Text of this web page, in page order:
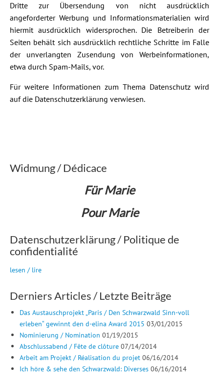
Dritte zur Übersendung von nicht ausdrücklich
angeforderter Werbung und Informationsmaterialien wird
hiermit ausdrücklich widersprochen. Die Betreiberin der
Seiten behält sich ausdrücklich rechtliche Schritte im Falle
der unverlangten Zusendung von Werbeinformationen,
etwa durch Spam-Mails, vor.
Für weitere Informationen zum Thema Datenschutz wird
auf die Datenschutzerklärung verwiesen.
Widmung / Dédicace
Für Marie
Pour Marie
Datenschutzerklärung / Politique de
confidentialité
lesen / lire
Derniers Articles / Letzte Beiträge
Das Austauschprojekt „Paris / Den Schwarzwald Sinn-voll
erleben“ gewinnt den d-elina Award 2015 03/01/2015
Nominierung / Nomination 01/19/2015
Abschlussabend / Fête de clôture 07/14/2014
Arbeit am Projekt / Réalisation du projet 06/16/2014
Ich höre & sehe den Schwarzwald: Diverses 06/16/2014